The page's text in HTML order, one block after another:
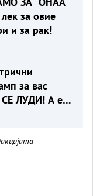
за овие
и за рак!
за вас
ЛУДИ! А еве